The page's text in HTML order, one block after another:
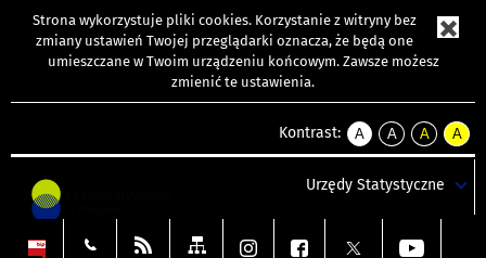
Strona wykorzystuje pliki cookies. Korzystanie z witryny bez
zmiany ustawień Twojej przeglądarki oznacza, że będą one
umieszczane w Twoim urządzeniu końcowym. Zawsze możesz
zmienić te ustawienia.
Kontrast:
A
kontrast
A
kontrast
tekst
czarnym
A
kontrast
tekst
czarnym
A
tekst
żółtym
Urzędy Statystyczne